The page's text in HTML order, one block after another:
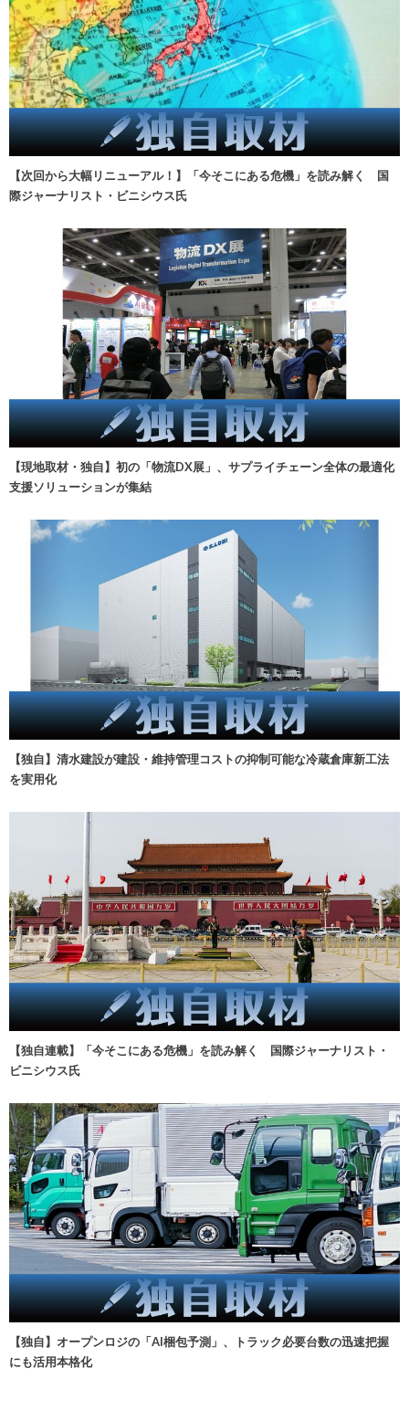
【次回から大幅リニューアル！】「今そこにある危機」を読み解く 国
際ジャーナリスト・ビニシウス氏
【現地取材・独自】初の「物流DX展」、サプライチェーン全体の最適化
支援ソリューションが集結
【独自】清水建設が建設・維持管理コストの抑制可能な冷蔵倉庫新工法
を実用化
【独自連載】「今そこにある危機」を読み解く 国際ジャーナリスト・
ビニシウス氏
【独自】オープンロジの「AI梱包予測」、トラック必要台数の迅速把握
にも活用本格化